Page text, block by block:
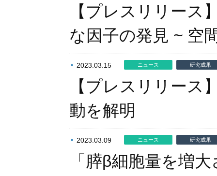
【プレスリリース
な因子の発見 ~ 空
2023.03.15 ニュース 研究成果
【プレスリリース
動を解明
2023.03.09 ニュース 研究成果
「膵β細胞量を増